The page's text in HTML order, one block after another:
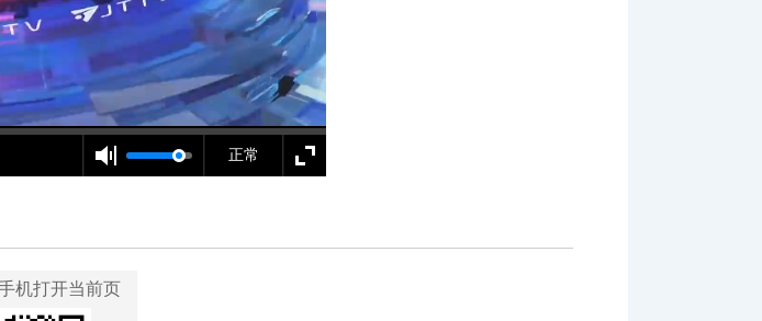
正常
机打开当前页